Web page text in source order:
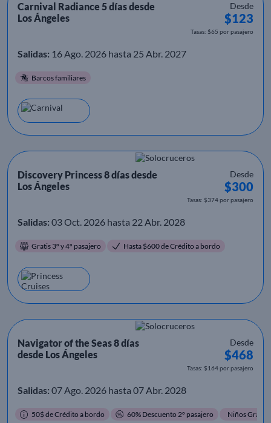
Carnival Radiance 5 días desde
Los Ángeles
Desde
$123
Tasas: $65 por pasajero
Salidas: 16 Ago. 2026 hasta 25 Abr. 2027
Barcos familiares
Discovery Princess 8 días desde
Los Ángeles
Desde
$300
Tasas: $374 por pasajero
Salidas: 03 Oct. 2026 hasta 22 Abr. 2028
Gratis 3º y 4º pasajero Hasta $600 de Crédito a bordo
Navigator of the Seas 8 días
desde Los Ángeles
Desde
$468
Tasas: $164 por pasajero
Salidas: 07 Ago. 2026 hasta 07 Abr. 2028
50$ de Crédito a bordo 60% Descuento 2º pasajero Niños Gratis